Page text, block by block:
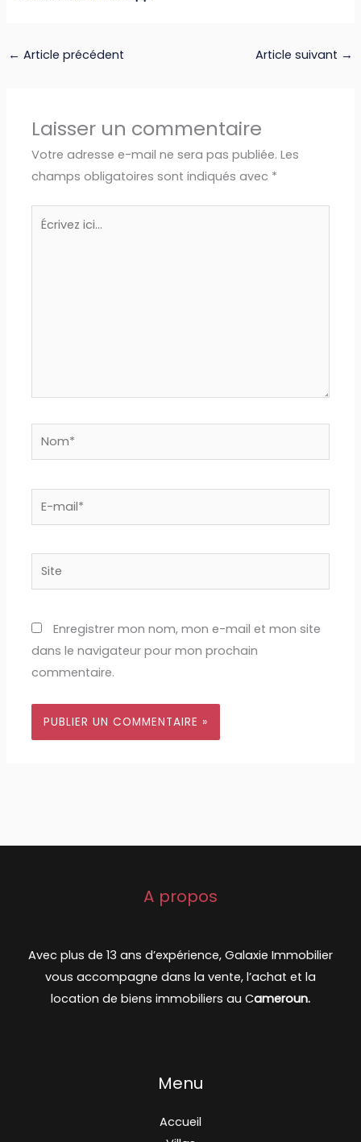
← Article précédent Article suivant →
Laisser un commentaire
Votre adresse e-mail ne sera pas publiée. Les
champs obligatoires sont indiqués avec *
Écrivez
Nom*
Site
Enregistrer mon nom, mon e-mail et mon site
dans le navigateur pour mon prochain
commentaire.
A propos
Avec plus de 13 ans d’expérience, Galaxie Immobilier
vous accompagne dans la vente, l’achat et la
location de biens immobiliers au Cameroun.
Menu
Accueil